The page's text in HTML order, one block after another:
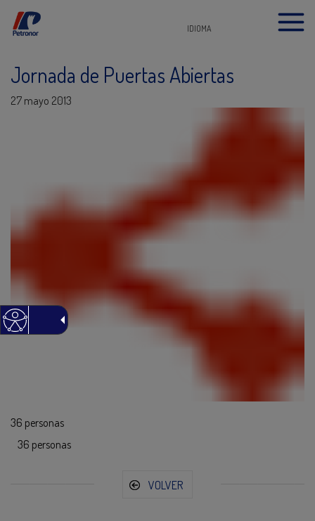
IDIOMA
Jornada de Puertas Abiertas
27 mayo 2013
36 personas
36 personas
VOLVER